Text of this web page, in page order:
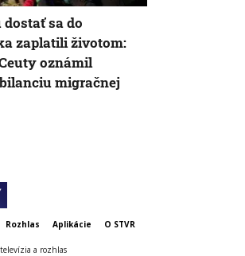
sa do
zaplatili životom:
oznámil
migračnej
Rozhlas Aplikácie O STVR
a rozhlas